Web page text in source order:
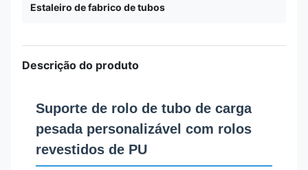
Estaleiro de fabrico de tubos
Descrição do produto
Suporte de rolo de tubo de carga
pesada personalizável com rolos
revestidos de PU